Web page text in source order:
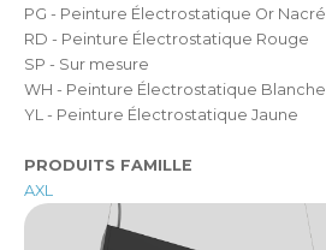
PG - Peinture Électrostatique Or Nacré
RD - Peinture Électrostatique Rouge
SP - Sur mesure
WH - Peinture Électrostatique Blanche
YL - Peinture Électrostatique Jaune
PRODUITS FAMILLE
AXL